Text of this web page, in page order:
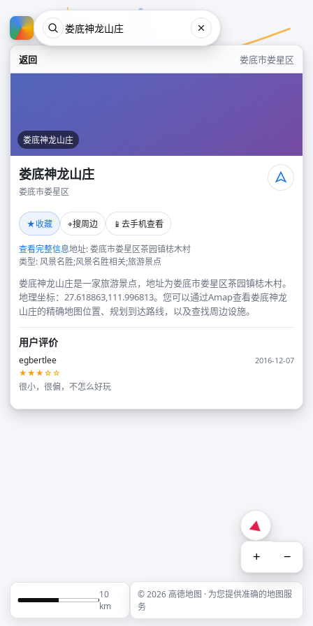
返回 娄底市娄星区
娄底神龙山庄
娄底神龙山庄
娄底市娄星区
★收藏 ⌖搜周边 📱 去手机查看
查看完整信息地址: 娄底市娄星区茶园镇梽木村
类型: 风景名胜;风景名胜相关;旅游景点
娄底神龙山庄是一家旅游景点，地址为娄底市娄星区茶园镇梽木村。
地理坐标：27.618863,111.996813。您可以通过Amap查看娄底神龙
山庄的精确地图位置、规划到达路线，以及查找周边设施。
用户评价
egbertlee
2016-12-07
★★★☆☆
很小，很偏，不怎么好玩
+ −
10
km
© 2026 高德地图 · 为您提供准确的地图服
务